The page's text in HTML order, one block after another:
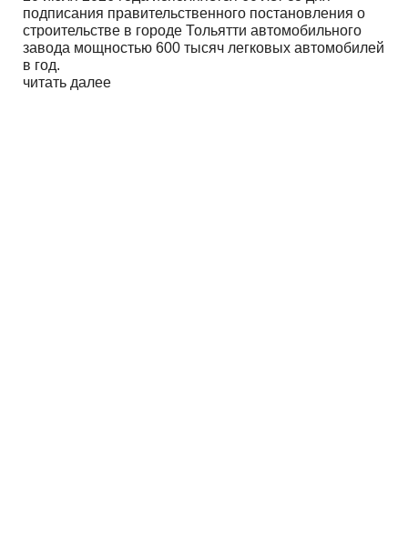
подписания правительственного постановления о
строительстве в городе Тольятти автомобильного
завода мощностью 600 тысяч легковых автомобилей
в год.
читать далее